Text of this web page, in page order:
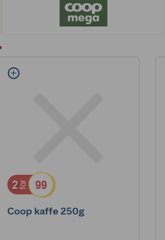
2for 99
Coop kaffe 250g